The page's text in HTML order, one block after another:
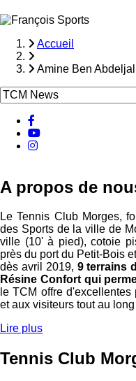
Fil
Accueil
Amine Ben
Youtube
instagram
A propos de
Le Tennis Club Morges,
des Sports de la ville de
ville (10' à pied), cotoie
près du port du Petit-Bois
dès avril 2019, 9 terrains
Résine Confort qui
le TCM offre
et aux visiteurs tout au
Lire plus
Tennis Club